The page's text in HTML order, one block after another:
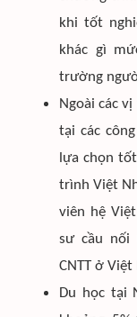
khi tốt
khác gì
trường
Ngoài các
tại các
lựa chọn
trình Việt
viên hệ
sư cầu nối
CNTT ở Việt
Du học tại